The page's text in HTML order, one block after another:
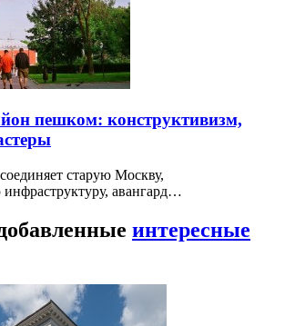
пешком: конструктивизм,
старую Москву,
авангард…
интересные